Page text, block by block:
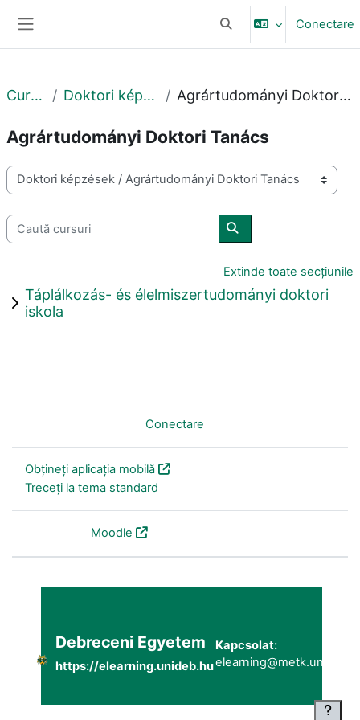
Afișați căutareaConectare
Cursuri Doktori képzések Agrártudományi Doktori Tanács
Agrártudományi Doktori Tanács
Categorii curs
Caută cursuri
Caută cursuri
Extinde toate secțiunile
Táplálkozás- és élelmiszertudományi doktori
iskola
Conectare
Obțineți aplicația mobilă
Treceți la tema standard
Moodle
Debreceni Egyetem
https://elearning.unideb.hu
Kapcsolat: